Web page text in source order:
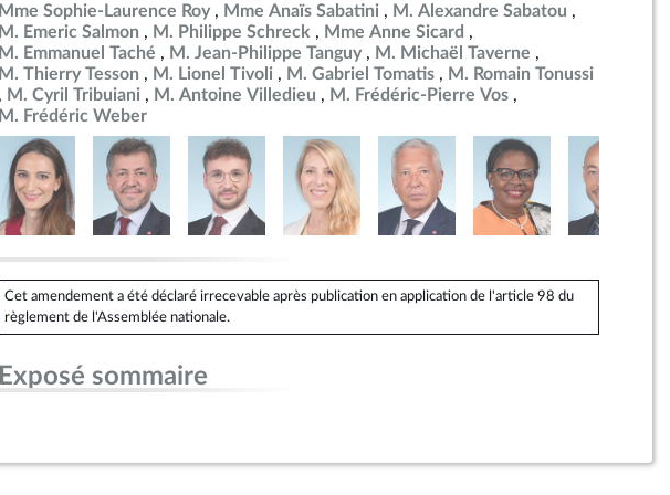
Mme Sophie-Laurence Roy
Mme Anaïs Sabatini
M. Alexandre Sabatou
M. Emeric Salmon
M. Philippe Schreck
Mme Anne Sicard
M. Emmanuel Taché
M. Jean-Philippe Tanguy
M. Michaël Taverne
M. Thierry Tesson
M. Lionel Tivoli M. Gabriel Tomatis
M. Romain Tonussi
M. Cyril Tribuiani
M. Antoine Villedieu
M. Frédéric-Pierre Vos
M. Frédéric Weber
Cet amendement a été déclaré irrecevable après publication en application de l'article 98 du
règlement de l'Assemblée nationale.
Exposé sommaire